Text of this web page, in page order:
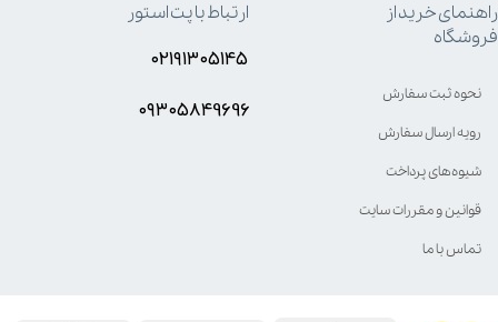
راهنمای خرید از
فروشگاه
نحوه ثبت سفارش
رویه ارسال سفارش
شیوه‌های پرداخت
قوانین و مقررات سایت
تماس با ما
ارتباط با پت استور
۰۲۱۹۱۳۰۵۱۴۵
۰۹۳۰۵8۴9696